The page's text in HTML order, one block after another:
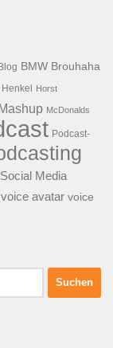
Blog BMW Brouhaha
Henkel Horst
Mashup McDonalds
Podcast-
Social Media
voice avatar voice